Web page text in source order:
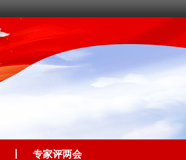
专家评两会